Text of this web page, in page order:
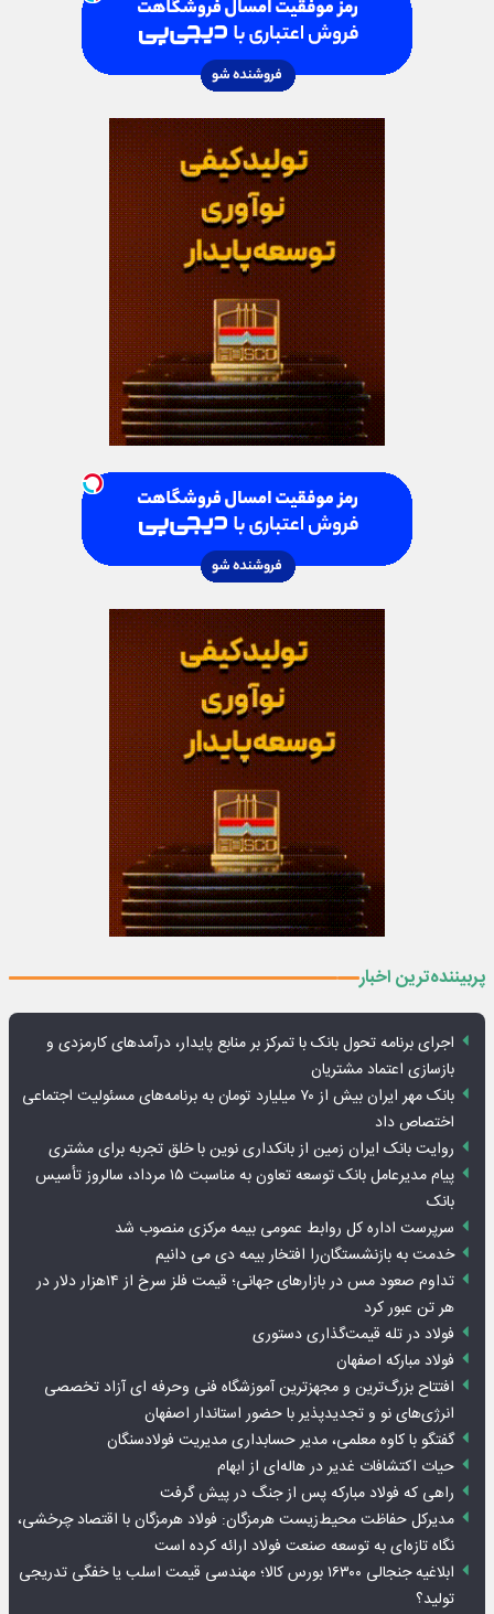
پربیننده‌ترین اخبار
اجرای برنامه تحول بانک با تمرکز بر منابع پایدار، درآمدهای کارمزدی و
بازسازی اعتماد مشتریان
بانک مهر ایران بیش از ۷۰ میلیارد تومان به برنامه‌های مسئولیت اجتماعی
اختصاص داد
روایت بانک ایران زمین از بانکداری نوین با خلق تجربه برای مشتری
پیام مدیرعامل بانک توسعه تعاون به مناسبت ۱۵ مرداد، سالروز تأسیس
بانک
سرپرست اداره کل روابط عمومی بیمه مرکزی منصوب شد
خدمت به بازنشستگان‌را افتخار بیمه دی می دانیم
تداوم صعود مس در بازارهای جهانی؛ قیمت فلز سرخ از ۱۴هزار دلار در
هر تن عبور کرد
فولاد در تله قیمت‌گذاری دستوری
فولاد مبارکه اصفهان
افتتاح بزرگ‌ترین و مجهزترین آموزشگاه فنی وحرفه ای آزاد تخصصی
انرژی‌های نو و تجدیدپذیر با حضور استاندار اصفهان
گفتگو با کاوه معلمی، مدیر حسابداری مدیریت فولادسنگان
حیات اکتشافات غدیر در هاله‌ای از ابهام
راهی که فولاد مبارکه پس از جنگ در پیش گرفت
مدیرکل حفاظت محیط‌زیست هرمزگان: فولاد هرمزگان با اقتصاد چرخشی،
نگاه تازه‌ای به توسعه صنعت فولاد ارائه کرده است
ابلاغیه جنجالی ۱۶۳۰۰ بورس کالا؛ مهندسی قیمت اسلب یا خفگی تدریجی
تولید؟